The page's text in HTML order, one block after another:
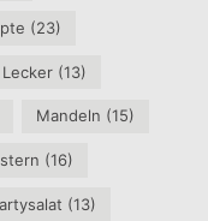
(23)
Lecker(13)
Mandeln (15)
(16)
(13)